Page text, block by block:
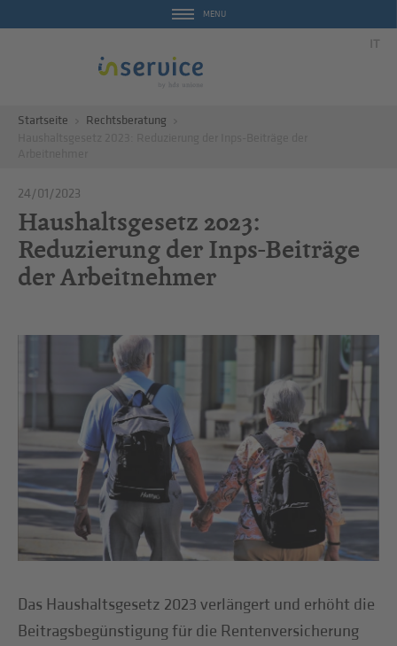
MENU
IT
Startseite
Rechtsberatung
24/01/2023
Haushaltsgesetz 2023:
Reduzierung der Inps-Beiträge
der Arbeitnehmer
Das Haushaltsgesetz 2023 verlängert und erhöht die
Beitragsbegünstigung für die Rentenversicherung